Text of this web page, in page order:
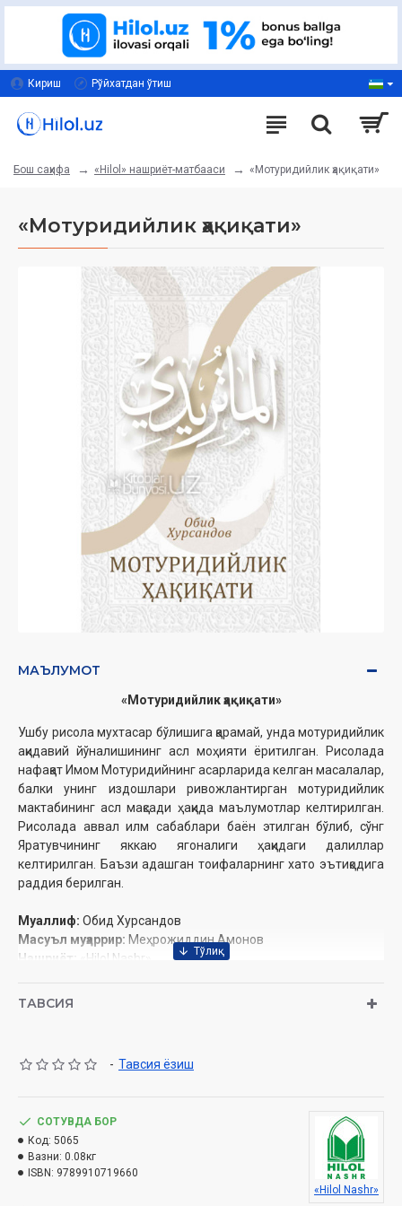
Кириш Рўйхатдан ўтиш
Бош саҳифа «Hilol» нашриёт-матбааси «Мотуридийлик ҳақиқати»
«Мотуридийлик ҳақиқати»
МАЪЛУМОТ
«Мотуридийлик ҳақиқати»
Ушбу рисола мухтасар бўлишига қарамай, унда мотуридийлик
ақидавий йўналишининг асл моҳияти ёритилган. Рисолада
нафақат Имом Мотуридийнинг асарларида келган масалалар,
балки унинг издошлари ривожлантирган мотуридийлик
мактабининг асл мақсади ҳақида маълумотлар келтирилган.
Рисолада аввал илм сабаблари баён этилган бўлиб, сўнг
Яратувчининг яккаю ягоналиги ҳақидаги далиллар
келтирилган. Баъзи адашган тоифаларнинг хато эътиқодига
раддия берилган.
Муаллиф: Обид Хурсандов
Масуъл муҳаррир: Меҳрожиддин Амонов
Нашриёт:
«Hilol Nashr»
Ҳажми:80 бет
қўмитасининг 2024 йил 22 майдаги 03-07/3130-рақамли
Мундарижа
ТАВСИЯ
- Тавсия ёзиш
СОТУВДА БОР
Код: 5065
Вазни: 0.08кг
ISBN: 9789910719660
«Hilol Nashr»